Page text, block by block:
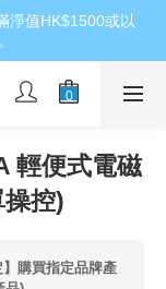
淨值HK$1500或以
輕便式電磁
控)
購買指定品牌產